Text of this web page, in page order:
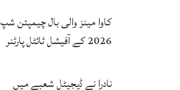
محمد یوسف
کاوا مینز والی بال چیمپئن شپ
2026 کے آفیشل ٹائٹل پارٹنر
فتح پر جشن
نادرا نے ڈیجیٹل شعبے میں